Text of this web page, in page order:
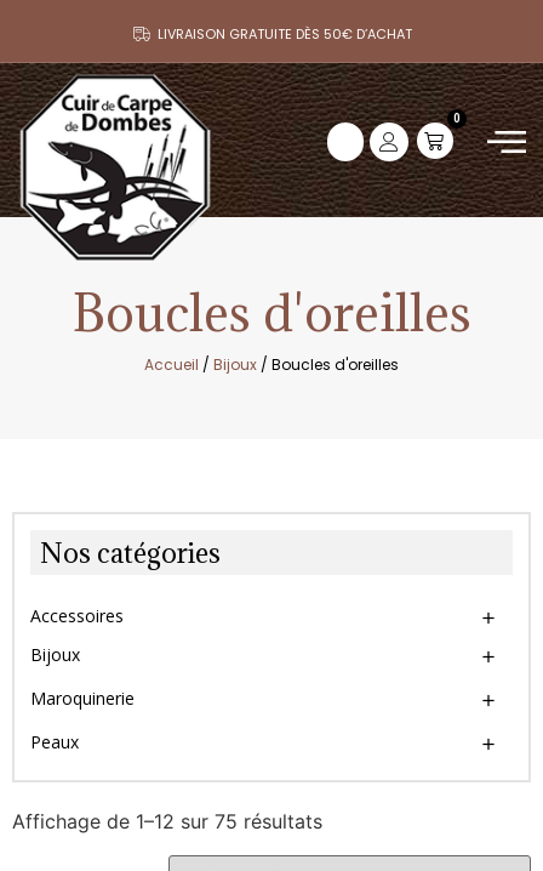
LIVRAISON GRATUITE DÈS 50€ D’ACHAT
0
Boucles d'oreilles
Accueil / Bijoux / Boucles d'oreilles
Nos catégories
Accessoires
Bijoux
Maroquinerie
Peaux
Affichage de 1–12 sur 75 résultats